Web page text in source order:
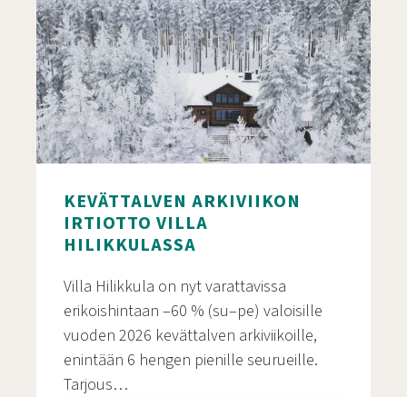
KEVÄTTALVEN ARKIVIIKON
IRTIOTTO VILLA
HILIKKULASSA
Villa Hilikkula on nyt varattavissa
erikoishintaan –60 % (su–pe) valoisille
vuoden 2026 kevättalven arkiviikoille,
enintään 6 hengen pienille seurueille.
Tarjous…